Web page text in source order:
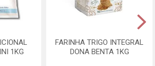
1KG
FARINHA TRIGO INTEGRAL
DONA BENTA 1KG